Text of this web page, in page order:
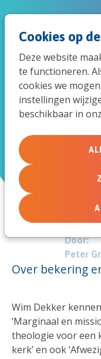
Cookies op
Deze website
te functioneren.
cookies we
instellingen
beschikbaar in
Oproep
Door:
Peter
Over bekering
Wim Dekker
‘Marginaal en
theologie voor een
kerk’ en ook